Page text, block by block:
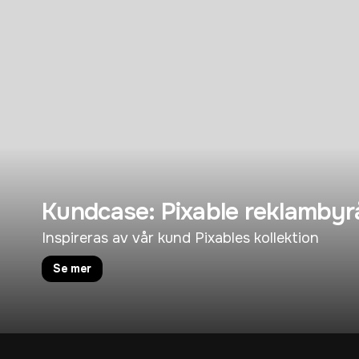
Kundcase: Pixable
Inspireras av vår kund Pixables kollektion
Se mer